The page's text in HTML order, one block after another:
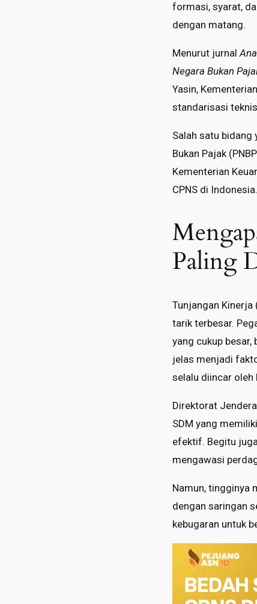
formasi, syarat,
dengan matang.
Menurut jurnal
Negara Bukan
Yasin,
standarisasi
Salah satu bidang
Bukan Pajak
Kementerian
CPNS di Indonesia.
Paling
Tunjangan
tarik terbesar.
yang cukup
jelas menjadi
selalu diincar oleh
Direktorat
SDM yang
efektif. Begitu
mengawasi
Namun, tingginya
dengan saringan
kebugaran untuk